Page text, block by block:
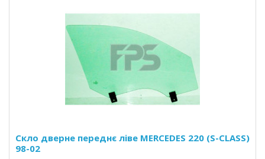
Скло дверне переднє ліве MERCEDES 220 (S-CLASS)
98-02